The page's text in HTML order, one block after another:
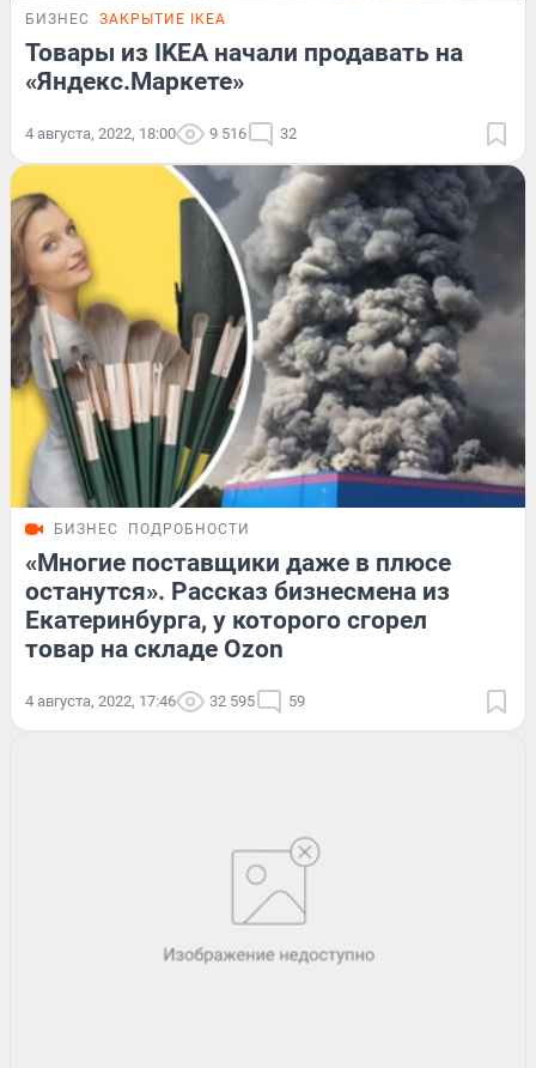
БИЗНЕС ЗАКРЫТИЕ IKEA
Товары из IKEA начали продавать на
«Яндекс.Маркете»
4 августа, 2022, 18:00 9 516 32
БИЗНЕС ПОДРОБНОСТИ
«Многие поставщики даже в плюсе
останутся». Рассказ бизнесмена из
Екатеринбурга, у которого сгорел
товар на складе Ozon
4 августа, 2022, 17:46 32 595 59